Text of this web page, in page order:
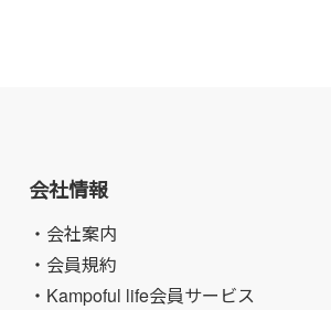
会社情報
・会社案内
・会員規約
・Kampoful life会員サービス